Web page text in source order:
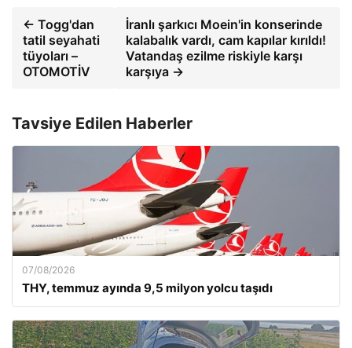
← Togg'dan
tatil seyahati
tüyoları –
OTOMOTİV
İranlı şarkıcı Moein'in konserinde
kalabalık vardı, cam kapılar kırıldı!
Vatandaş ezilme riskiyle karşı
karşıya →
Tavsiye Edilen Haberler
07/08/2026
THY, temmuz ayında 9,5 milyon yolcu taşıdı